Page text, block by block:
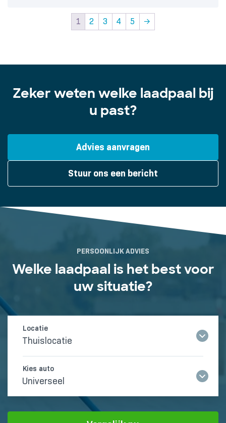
1 2 3 4 5 →
Zeker weten welke laadpaal bij
u past?
Advies aanvragen
Stuur ons een bericht
PERSOONLIJK ADVIES
Welke laadpaal is het best voor
uw situatie?
Thuislocatie
Universeel